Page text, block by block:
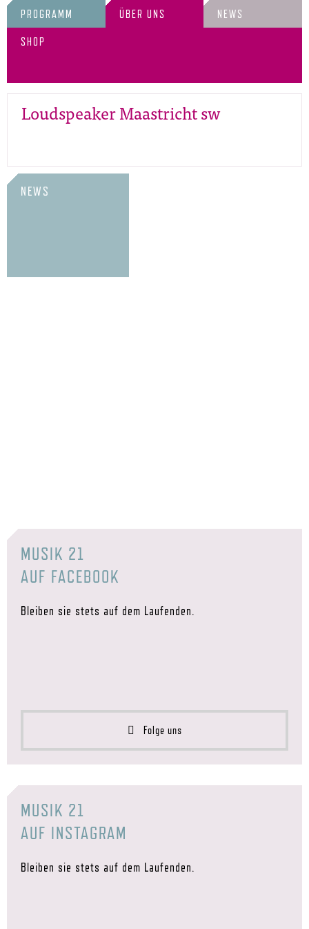
PROGRAMM ÜBER UNS NEWS
SHOP
Loudspeaker Maastricht sw
NEWS
MUSIK 21
AUF FACEBOOK
Bleiben sie stets auf dem Laufenden.
Folge uns
MUSIK 21
AUF INSTAGRAM
Bleiben sie stets auf dem Laufenden.